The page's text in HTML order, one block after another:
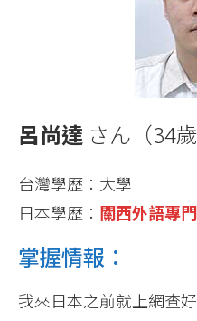
呂尚達 さん（34歲
台灣學歷：大學
日本學歷： 關西外語專
掌握情報：
我來日本之前就上網查